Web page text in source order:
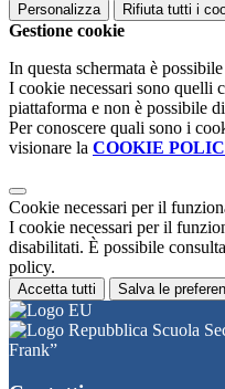
Personalizza Rifiuta tutti i
Gestione cookie
In questa schermata è
I cookie necessari sono quelli
piattaforma e non è possibile
Per conoscere quali sono i
visionare la COOKIE
Cookie necessari per il
I cookie necessari per il
disabilitati. È possibile
policy.
Accetta tutti Salva le
Scuola
Frank”